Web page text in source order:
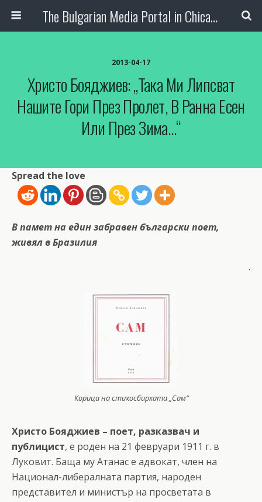
The Bulgarian Media Portal in Chicago
2013-04-17
Христо Бояджиев: „Така Ми Липсват
Нашите Гори През Пролет, В Ранна Есен
Или През Зима…“
Spread the love
В памет на един забравен български поет,
живял в Бразилия
.
Корица на стихосбирката „Сам“
Христо Бояджиев – поет, разказвач и
публицист, е роден на 21 февруари 1911 г. в
Луковит. Баща му Атанас е адвокат, член на
Национал-либералната партия, народен
представител и министър на просветата в